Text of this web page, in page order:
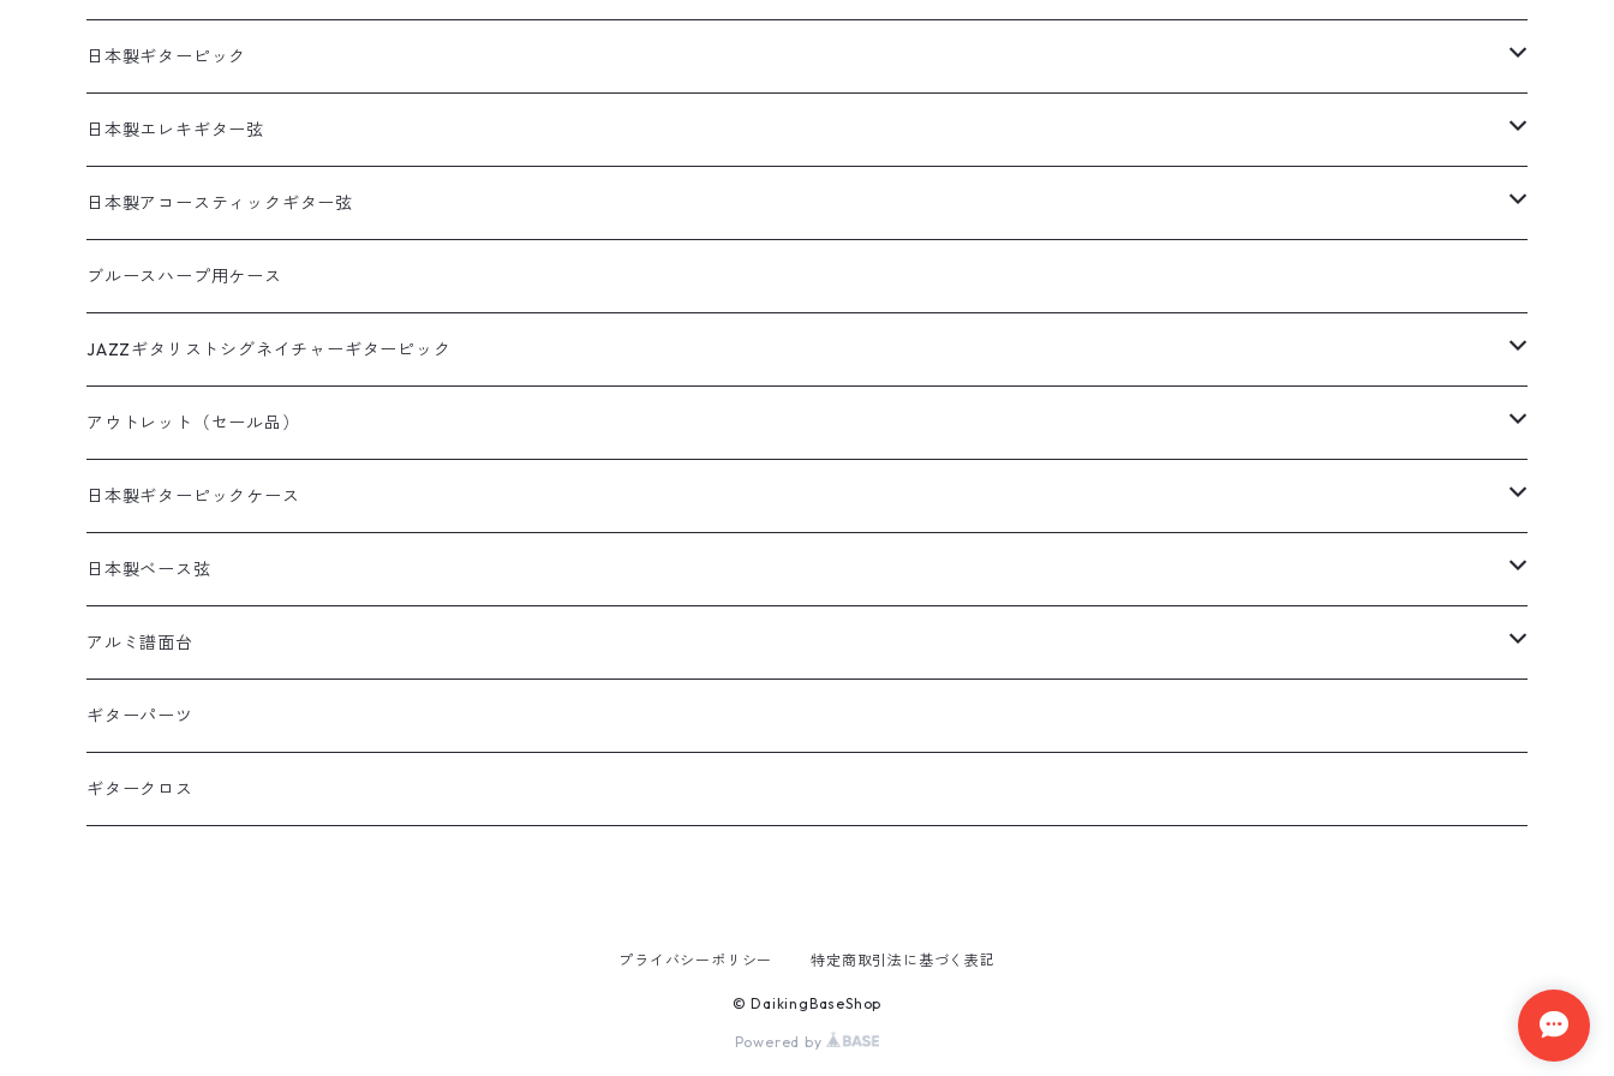
犬柄
猫柄
帆布ギターストラップ
無地ギターストラップ
アコギ接続用ヘッドストラップ
牛本革ギターストラップ
西陣織りシリーズ
ラインストーンシリーズ
猫柄カメラストラップ
花柄カメラストラップ
牛本革製カメラストラップ
リボンレイウクレレストラップ（サウンドホール引っ掛けタイプ）
両側エンドピン用ウクレレストラップ
本革ウクレレストラップ
革フックウクレレストラップ（サウンドホール引っ掛けタイプ）
日本製ギターピック
食べ物ピック
寿司ピック
天むすピック
抹茶ピック
サムピック＆フィンガーピック
サムピック
フィンガーピック
アニマルピック
犬柄ピック
猫柄ピック
ミュージシャンピック
田辺充邦シグネイチャーピック
岡安芳明シグネイチャーピック
日本製エレキギター弦
1セット弦
DES-009(09-42)
DES-009(09-42)ピック付き
3セットパック弦
DES-309(09-42×3SET)
DES-309(09-42×3SETピック付き)
日本製アコースティックギター弦
3SETパック
ブルースハープ用ケース
JAZZギタリストシグネイチャーギターピック
田辺充邦モデル
1.2mm×10枚パック
1.5mm×10枚パック
布川俊樹モデル
岡安芳明モデル
0.8mm×10枚パック
1.0mm×10枚パック
矢堀孝一モデル
Alan Kwanモデル
WT(ポリアセタール)1.5mm
アウトレット（セール品）
ギターストラップ
ギターペグ
日本製ギターピックケース
日本製缶ピックケース
犬缶ケース
猫缶ケース
日本製本革ピックケース
本革ピックケース黒
本革ピックケース茶
日本製本革ピックケース動物柄
日本製ベース弦
1SET入りベース弦
1SET入りベース弦
1SET入りベース弦ピックあり
2SET入りベース弦
2SET入りベース弦
アルミ譜面台
DMS-5000 BLACK
DMS-4000 SILVER
ギターパーツ
ギタークロス
プライバシーポリシー 特定商取引法に基づく表記
© DaikingBaseShop
Powered by